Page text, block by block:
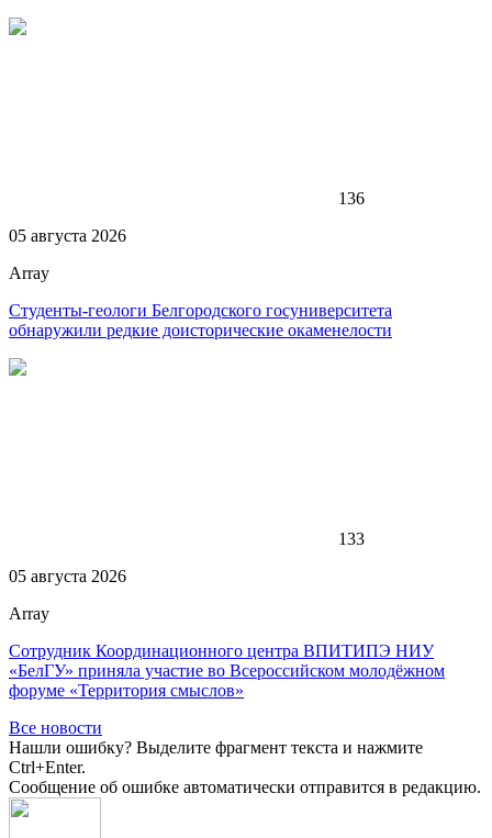
136
05 августа 2026
Array
Студенты-геологи Белгородского госуниверситета
обнаружили редкие доисторические окаменелости
133
05 августа 2026
Array
Сотрудник Координационного центра ВПИТИПЭ НИУ
«БелГУ» приняла участие во Всероссийском молодёжном
форуме «Территория смыслов»
Все новости
Нашли ошибку? Выделите фрагмент текста и нажмите
Ctrl+Enter.
Сообщение об ошибке автоматически отправится в редакцию.